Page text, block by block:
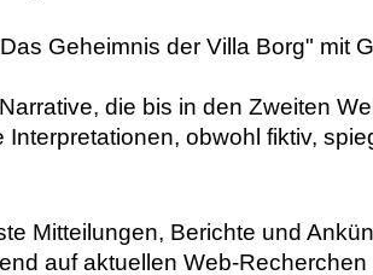
Geheimnis der Villa Borg" mit
die bis in den Zweiten
Interpretationen, obwohl fiktiv,
Mitteilungen, Berichte und
auf aktuellen Web-